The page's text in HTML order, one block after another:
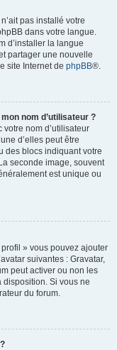
pas installé votre
dans votre langue.
d’installer la langue
partager une nouvelle
site Internet de phpBB®.
nom d’utilisateur ?
votre nom d’utilisateur
d’elles peut être
des blocs indiquant votre
seconde image, souvent
est unique ou
» vous pouvez ajouter
suivantes : Gravatar,
peut activer ou non les
disposition. Si vous ne
du forum.